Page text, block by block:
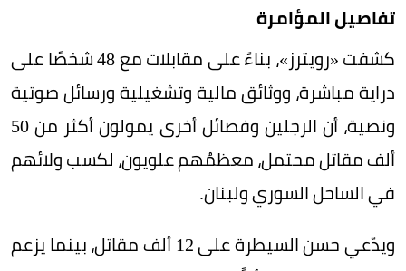
تفاصيل المؤامرة
كشفت «رويترز»، بناءً على مقابلات مع 48 شخصًا على
دراية مباشرة، ووثائق مالية وتشغيلية ورسائل صوتية
ونصية، أن الرجلين وفصائل أخرى يمولون أكثر من 50
ألف مقاتل محتمل، معظمُهم علويون، لكسب ولائهم
في الساحل السوري ولبنان.
ويدّعي حسن السيطرة على 12 ألف مقاتل، بينما يزعم